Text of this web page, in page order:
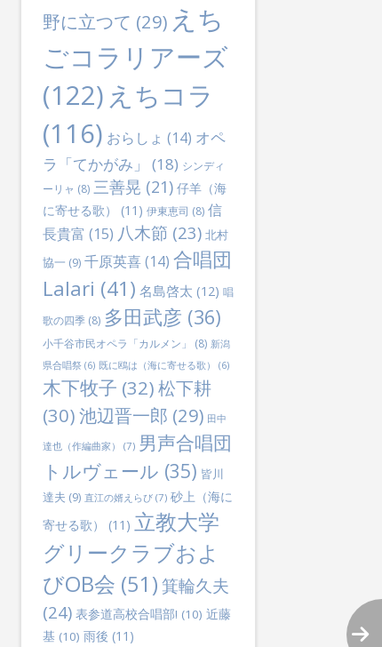
野に立つて (29) えち
ごコラリアーズ
(122) えちコラ
(116) おらしょ (14) オペ
ラ「てかがみ」
(18) シンディ
ーリャ (8) 三善晃 (21) 仔羊（海
に寄せる歌）
(11) 伊東恵司 (8) 信
長貴富 (15) 八木節 (23) 北村
協一 (9) 千原英喜(14) 合唱団
Lalari (41) 名島啓太 (12) 唱
歌の四季(8) 多田武彦 (36)
小千谷市民オペラ「カルメン」 (8) 新潟
県合唱祭(6) 既に鴎は（海に寄せる歌） (6)
木下牧子 (32)松下耕
(30)池辺晋一郎 (29) 田中
達也（作編曲家） (7) 男声合唱団
トルヴェール (35) 皆川
達夫 (9) 直江の婿えらび(7) 砂上（海に
寄せる歌）
(11) 立教大学
グリークラブおよ
びOB会 (51) 箕輪久夫
(24) 表参道高校合唱部! (10) 近藤
基 (10) 雨後 (11)